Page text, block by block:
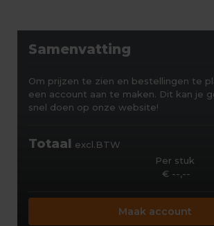
Samenvatting
Om prijzen te zien en bestellingen te
een account aan te maken. Dit kan je
snel doen op onze website!
Totaal excl.BTW
Per stuk
€ --,--
Maak account